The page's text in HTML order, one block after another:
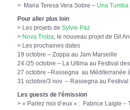
> Maria Teresa Vera Sobre – Una
Pour aller plus loin
> Les projets de Sylvie Paz
> Nova Troba , le nouveau projet de Gil
> Les prochaines dates
19 octobre – Zoppa au Jam Marseille
24 /25 octobre – La Ultima au Festival
27 octobre –Rassegna au Méditerranée
31 octobre/3 nov – Rassegna au
Les guests de l’émission
> « Parlez moi d’eux » : Fabrice Laigle